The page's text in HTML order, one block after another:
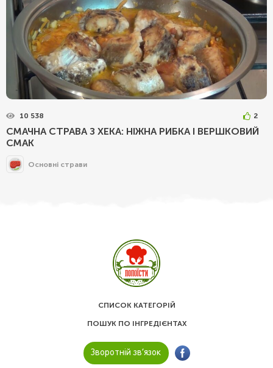
10 538 2
СМАЧНА СТРАВА З ХЕКА: НІЖНА РИБКА І ВЕРШКОВИЙ
СМАК
Основні страви
СПИСОК КАТЕГОРІЙ
ПОШУК ПО ІНГРЕДІЄНТАХ
Зворотній зв’язок